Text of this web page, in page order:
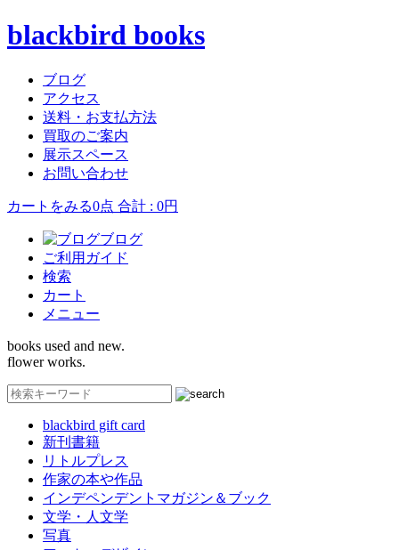
blackbird books
ブログ
アクセス
送料・お支払方法
買取のご案内
展示スペース
お問い合わせ
カートをみる0点 合計 : 0円
ブログ
ご利用ガイド
検索
カート
メニュー
books used and new.
flower works.
blackbird gift card
新刊書籍
リトルプレス
作家の本や作品
インデペンデントマガジン＆ブック
文学・人文学
写真